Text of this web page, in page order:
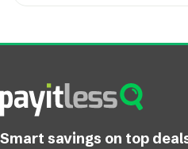
Smart savings on top